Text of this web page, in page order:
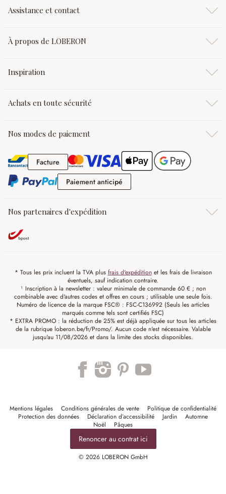
Assistance et contact
À propos de LOBERON
Inspiration
Achats en toute sécurité
Nos modes de paiement
FactureFacture
Paiement anticipé
Nos partenaires d'expédition
* Tous les prix incluent la TVA plus frais d'expéditionet les frais de livraison
éventuels, sauf indication contraire.
¹ Inscription à la newsletter : valeur minimale de commande 60 € ; non
combinable avec d'autres codes et offres en cours ; utilisable une seule fois.
Numéro de licence de la marque FSC® : FSC-C136992 (Seuls les articles
marqués comme tels sont certifiés FSC)
* EXTRA PROMO : la réduction de 25% est déjà appliquée sur tous les articles
de la rubrique loberon.be/fr/Promo/. Aucun code n'est nécessaire. Valable
jusqu'au 11/08/2026 et dans la limite des stocks disponibles.
Mentions légales Conditions générales de vente
Politique de confidentialité
Protection des données
Déclaration d’accessibilité Jardin
Automne
Noël
Pâques
Renoncer au contrat ici
© 2026 LOBERON GmbH